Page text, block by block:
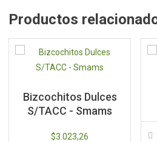
Productos
Bizcochitos Dulces
S/TACC - Smams
$3.023,26